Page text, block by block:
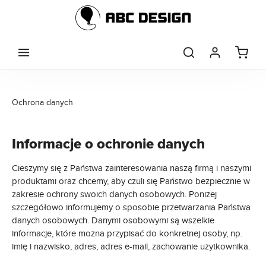
Skip to main content
Ochrona danych
Informacje o ochronie danych
Cieszymy się z Państwa zainteresowania naszą firmą i naszymi
produktami oraz chcemy, aby czuli się Państwo bezpiecznie w
zakresie ochrony swoich danych osobowych. Poniżej
szczegółowo informujemy o sposobie przetwarzania Państwa
danych osobowych. Danymi osobowymi są wszelkie
informacje, które można przypisać do konkretnej osoby, np.
imię i nazwisko, adres, adres e-mail, zachowanie użytkownika.